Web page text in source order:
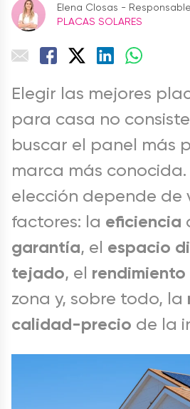
Elena Closas -
PLACAS SOLARES
Elegir las mejores
para casa no
buscar el panel más
marca más
elección depende de
factores: la eficiencia
garantía, el espacio
tejado, el rendimiento
zona y, sobre todo, la
calidad-precio de la